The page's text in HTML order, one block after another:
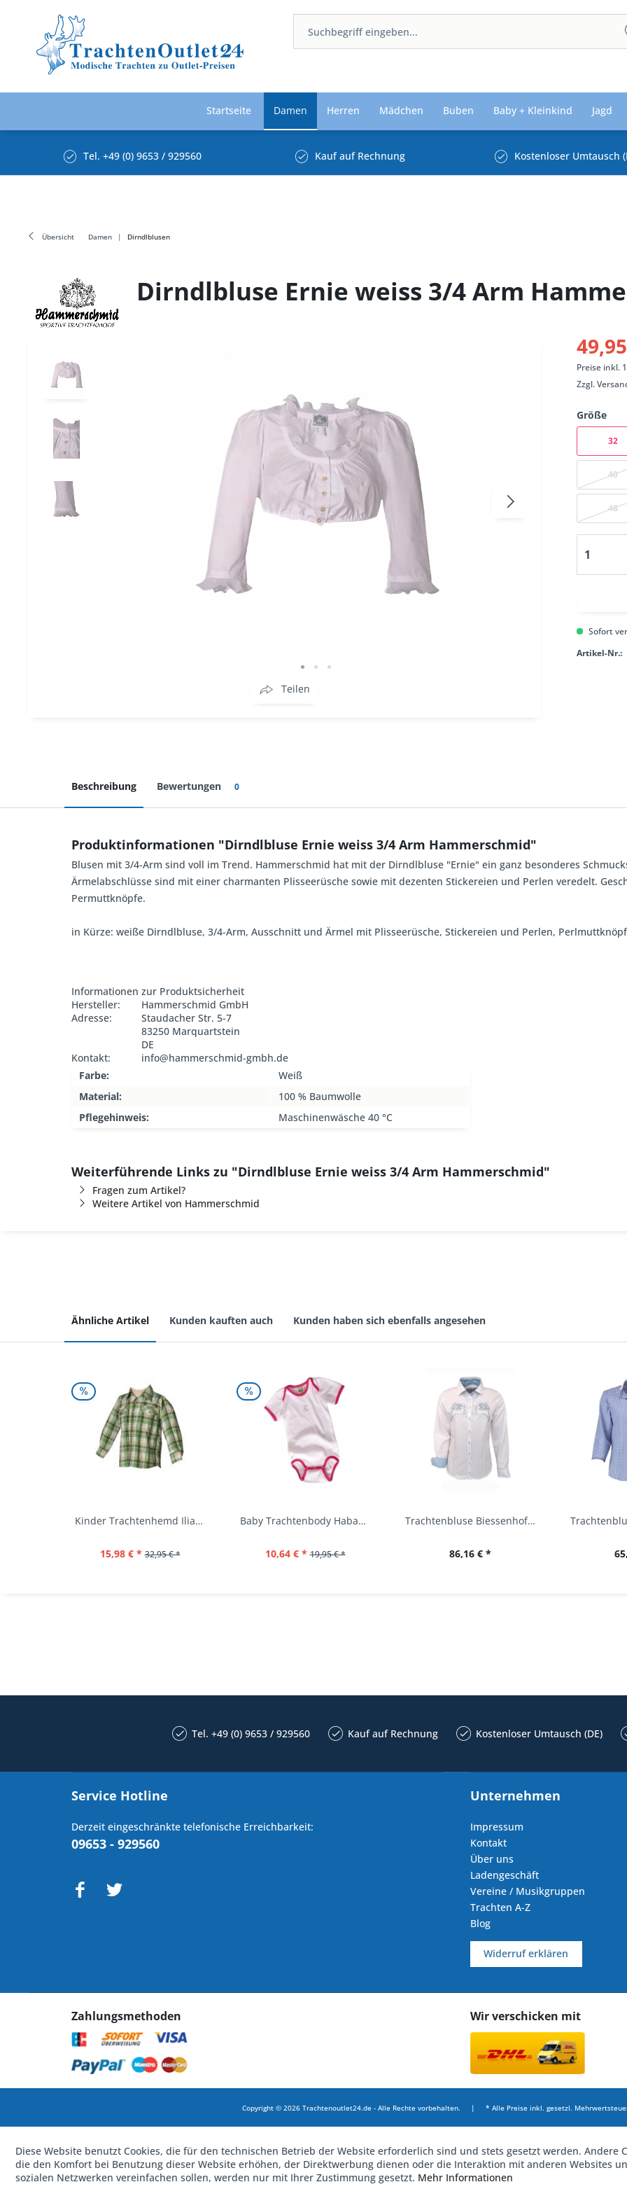
Startseite Damen Herren Mädchen Buben Baby + Kleinkind Jagd
Tel. +49 (0) 9653 / 929560 Kauf auf Rechnung Kostenloser Umtausch
Übersicht Damen Dirndlblusen
Dirndlbluse Ernie weiss 3/4 Arm
Teilen
Preise inkl.
Zzgl.
Größe
32
40
48
Sofort
Artikel-Nr.:
Beschreibung Bewertungen 0
Produktinformationen "Dirndlbluse Ernie weiss 3/4 Arm Hammerschmid"
Blusen mit 3/4-Arm sind voll im Trend. Hammerschmid hat mit der Dirndlbluse "Ernie" ein ganz besonderes
Ärmelabschlüsse sind mit einer charmanten Plisseerüsche sowie mit dezenten Stickereien und Perlen veredelt.
Permuttknöpfe.
in Kürze: weiße Dirndlbluse, 3/4-Arm, Ausschnitt und Ärmel mit Plisseerüsche, Stickereien und Perlen,
Informationen zur Produktsicherheit
Hersteller:
Hammerschmid GmbH
Adresse:
Staudacher Str. 5-7
83250 Marquartstein
DE
Kontakt:
info@hammerschmid-gmbh.de
Farbe:
Weiß
Material:
100 % Baumwolle
Pflegehinweis:
Maschinenwäsche 40 °C
Weiterführende Links zu "Dirndlbluse Ernie weiss 3/4 Arm Hammerschmid"
Fragen zum Artikel?
Weitere Artikel von Hammerschmid
Ähnliche Artikel Kunden kauften auch Kunden haben sich ebenfalls angesehen
Kinder Trachtenhemd Ilias giftgrün langarm...
15,98 € * 32,95 € *
Baby Trachtenbody Habach weiß/pink Isar Trachten
10,64 € * 19,95 € *
Trachtenbluse Biessenhofen weiß Langarm OS...
86,16 € *
Tel. +49 (0) 9653 / 929560 Kauf auf Rechnung Kostenloser Umtausch (DE)
Service Hotline
Derzeit eingeschränkte telefonische Erreichbarkeit:
09653 - 929560
Unternehmen
Impressum
Kontakt
Über uns
Ladengeschäft
Vereine / Musikgruppen
Trachten A-Z
Blog
Widerruf erklären
Zahlungsmethoden Wir verschicken mit
Copyright © 2026 Trachtenoutlet24.de - Alle Rechte vorbehalten. | * Alle Preise inkl. gesetzl.
Diese Website benutzt Cookies, die für den technischen Betrieb der Website erforderlich sind und stets gesetzt werden. Andere
die den Komfort bei Benutzung dieser Website erhöhen, der Direktwerbung dienen oder die Interaktion mit anderen Websites
sozialen Netzwerken vereinfachen sollen, werden nur mit Ihrer Zustimmung gesetzt. Mehr Informationen